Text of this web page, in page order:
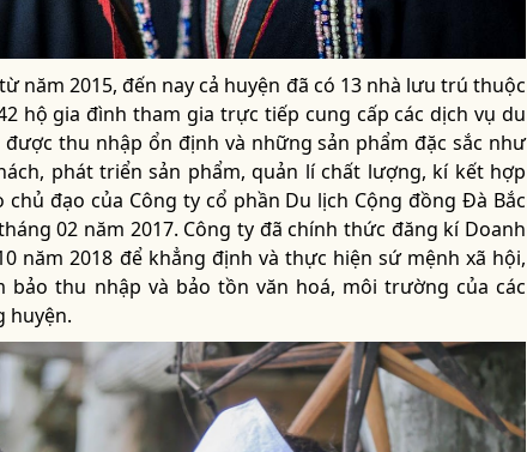
năm 2015, đến nay cả huyện đã có 13 nhà lưu trú thuộc
hộ gia đình tham gia trực tiếp cung cấp các dịch vụ du
thu nhập ổn định và những sản phẩm đặc sắc như
phát triển sản phẩm, quản lí chất lượng, kí kết hợp
đạo của Công ty cổ phần Du lịch Cộng đồng Đà Bắc
02 năm 2017. Công ty đã chính thức đăng kí Doanh
năm 2018 để khẳng định và thực hiện sứ mệnh xã hội,
thu nhập và bảo tồn văn hoá, môi trường của các
huyện.